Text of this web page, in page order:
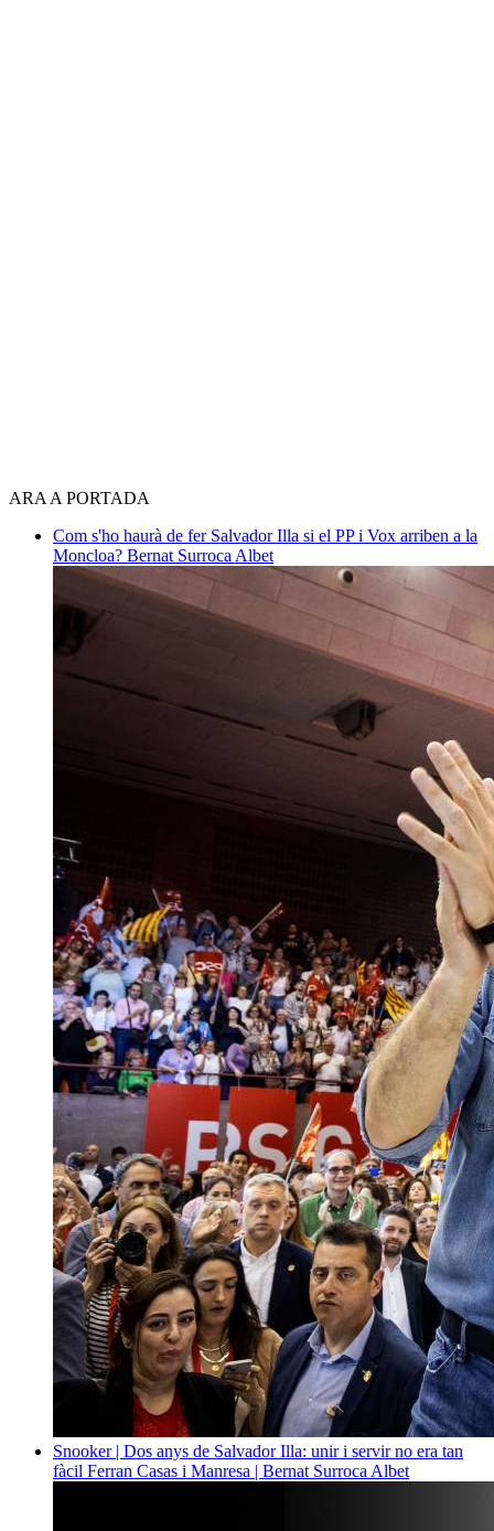
ARA A PORTADA
Com s'ho haurà de fer Salvador Illa si el PP i Vox arriben a la
Moncloa? Bernat Surroca Albet
Snooker | Dos anys de Salvador Illa: unir i servir no era tan
fàcil Ferran Casas i Manresa | Bernat Surroca Albet